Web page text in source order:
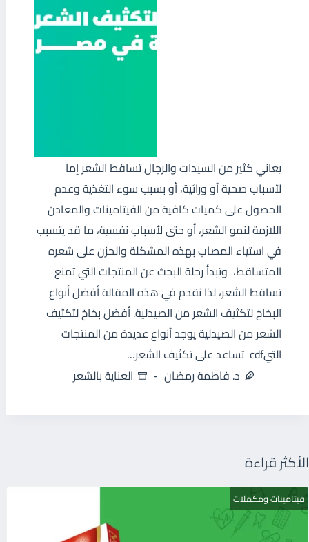
يعاني كثير من السيدات والرجال تساقط الشعر إما
لأسباب صحية أو وراثية، أو بسبب سوء التغذية وعدم
الحصول على كميات كافية من الفيتامينات والمعادن
اللازمة لنمو الشعر، أو حتى لأسباب نفسية، ما قد يتسبب
في استياء المصاب بهذه المشكلة والحزن على شعره
المتساقط، وتبدأ رحلة البحث عن المنتجات التي تمنع
تساقط الشعر، لذا نقدم في هذه المقالة أفضل أنواع
البخاخ لتكثيف الشعر من الصيدلية. أفضل بخاخ لتكثيف
الشعر من الصيدلية يوجد أنواع عديدة من المنتجات
التيcdf تساعد على تكثيف الشعر…
د. فاطمة رمضان
العناية بالشعر
الأكثر قراءة
فيتامينات ومكملات